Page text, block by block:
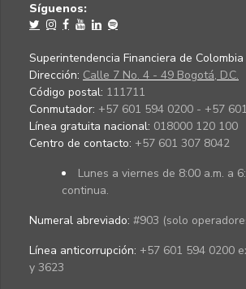
Síguenos:
Superintendencia Financiera de Colombia
Dirección: Calle 7 No. 4 - 49 Bogotá, D.C.
Código postal: 111711
Conmutador: +57 601 594 0200 - +57
Línea gratuita nacional: 018000 120 100
Centro de contacto: +57 601 307 8042
Lunes a viernes de 8:00 a.m. a
continua.
Numeral abreviado: #903 (solo
Línea anticorrupción: +57 601 594 0200
y 3623